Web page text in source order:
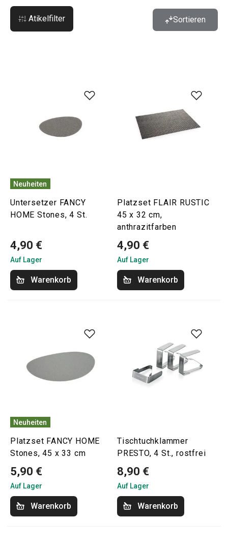
Atikelfilter Sortieren
Neuheiten
Untersetzer FANCY
HOME Stones, 4 St.
4,90 €
Auf Lager
Warenkorb
Platzset FLAIR RUSTIC
45 x 32 cm,
anthrazitfarben
4,90 €
Auf Lager
Warenkorb
Neuheiten
Platzset FANCY HOME
Stones, 45 x 33 cm
5,90 €
Auf Lager
Warenkorb
Tischtuchklammer
PRESTO, 4 St., rostfrei
8,90 €
Auf Lager
Warenkorb